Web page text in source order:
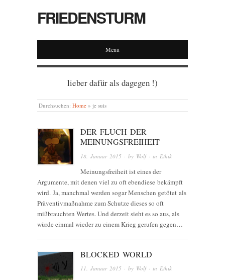
FRIEDENSTURM
Menu
lieber dafür als dagegen !)
Durchsuchen: Home » je suis
DER FLUCH DER
MEINUNGSFREIHEIT
18. Januar 2015 · by Wolf· in Ethik
Meinungsfreiheit ist eines der
Argumente, mit denen viel zu oft ebendiese bekämpft
wird. Ja, manchmal werden sogar Menschen getötet als
Präventivmaßnahme zum Schutze dieses so oft
mißbrauchten Wertes. Und derzeit sieht es so aus, als
würde einmal wieder zu einem Krieg gerufen gegen…
BLOCKED WORLD
11. Januar 2015 · by Wolf· inEthik